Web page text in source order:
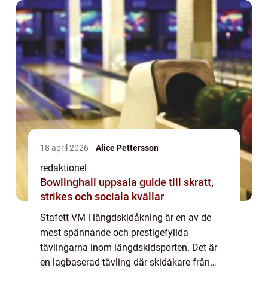
18 april 2026 Alice Pettersson
redaktionel
Bowlinghall uppsala guide till skratt,
strikes och sociala kvällar
Stafett VM i längdskidåkning är en av de
mest spännande och prestigefyllda
tävlingarna inom längdskidsporten. Det är
en lagbaserad tävling där skidåkare från